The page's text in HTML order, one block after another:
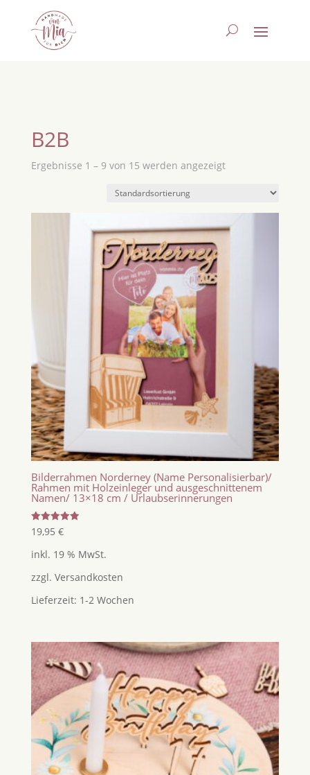
B2B
Ergebnisse 1 – 9 von 15 werden angezeigt
Bilderrahmen Norderney (Name Personalisierbar)/
Rahmen mit Holzeinleger und ausgeschnittenem
Namen/ 13×18 cm / Urlaubserinnerungen
Bewertet
mit
von 5
19,95 €
inkl. 19 % MwSt.
zzgl. Versandkosten
Lieferzeit: 1-2 Wochen